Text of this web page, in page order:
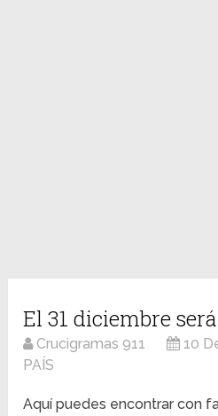
El 31 diciembre
Crucigramas 911 10
PAÍS
Aquí puedes encontrar con